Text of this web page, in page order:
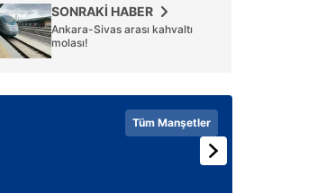
SONRAKİ HABER
Ankara-Sivas arası kahvaltı
molası!
Tüm Manşetler